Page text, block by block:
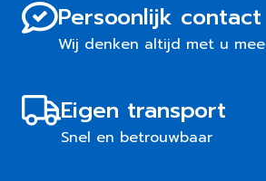
Persoonlijk contact
Wij denken altijd met u mee
Eigen transport
Snel en betrouwbaar